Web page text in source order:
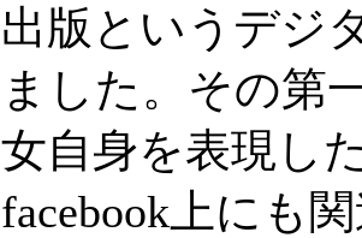
出版というデジ
ました。その第
女自身を表現し
facebook上にも